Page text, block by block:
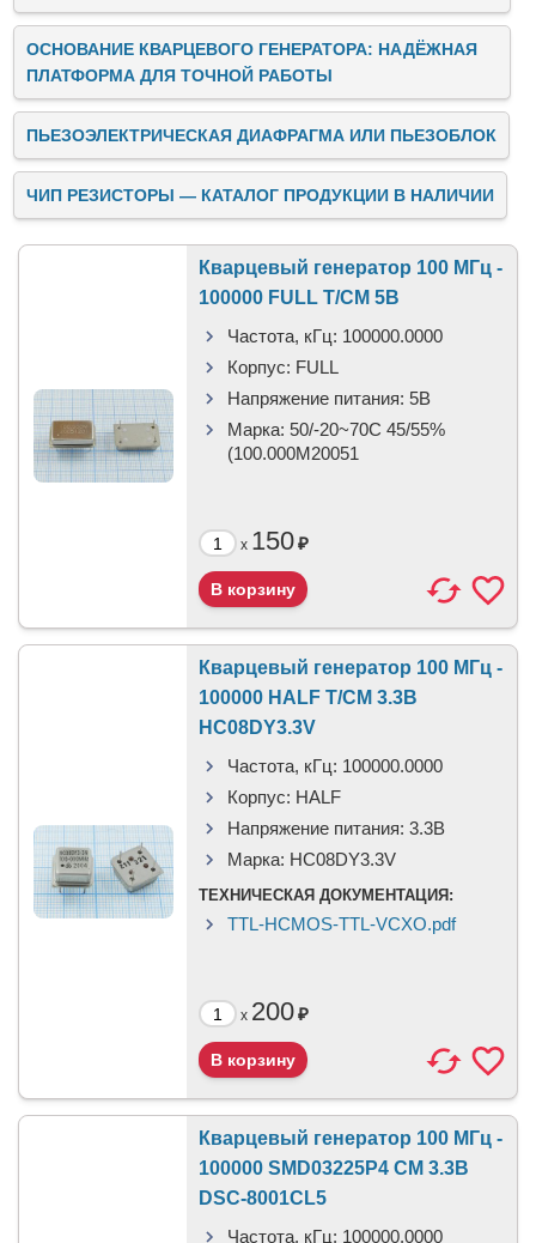
ОСНОВАНИЕ КВАРЦЕВОГО ГЕНЕРАТОРА: НАДЁЖНАЯ
ПЛАТФОРМА ДЛЯ ТОЧНОЙ РАБОТЫ
ПЬЕЗОЭЛЕКТРИЧЕСКАЯ ДИАФРАГМА ИЛИ ПЬЕЗОБЛОК
ЧИП РЕЗИСТОРЫ — КАТАЛОГ ПРОДУКЦИИ В НАЛИЧИИ
Кварцевый генератор 100 МГц -
100000 FULL T/CM 5В
Частота, кГц: 100000.0000
Корпус: FULL
Напряжение питания: 5В
Марка: 50/-20~70C 45/55%
(100.000M20051
x 150₽
Кварцевый генератор 100 МГц -
100000 HALF T/CM 3.3В
HC08DY3.3V
Частота, кГц: 100000.0000
Корпус: HALF
Напряжение питания: 3.3В
Марка: HC08DY3.3V
ТЕХНИЧЕСКАЯ ДОКУМЕНТАЦИЯ:
TTL-HCMOS-TTL-VCXO.pdf
x 200₽
Кварцевый генератор 100 МГц -
100000 SMD03225P4 CM 3.3В
DSC-8001CL5
Частота, кГц: 100000.0000